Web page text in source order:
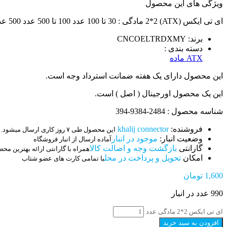
ویژگی های این محصول
ای تی ایکس (ATX) 2*2 مادگی : 30 تا 100 عدد 100 تا 500 عدد 500 عدد به بالا
برند: CNCOELTRDXMY
دسته بندی :
ATX ماده
این محصول دارای یک هفته ضمانت استرداد وجه است.
این یک محصول اورجینال ( اصل ) است.
شناسه محصول : 2484-9384-394
فروشنده:khalij connector این محصول طی ۷ روز کاری ارسال میشود.
وضعیت انبار: موجود در انبار آماده ارسال از انبار فروشگاه
گارانتی بازگشت وجه و اصالت کالاهمراه با گارانتی ارائه بهترین
امکان تحویل و پرداخت در محلبا تمامی کارت های عضو شتاب
1,600 تومان
990 عدد در انبار
ای تی ایکس 2*2 مادگی عدد
افزودن به سبد خرید